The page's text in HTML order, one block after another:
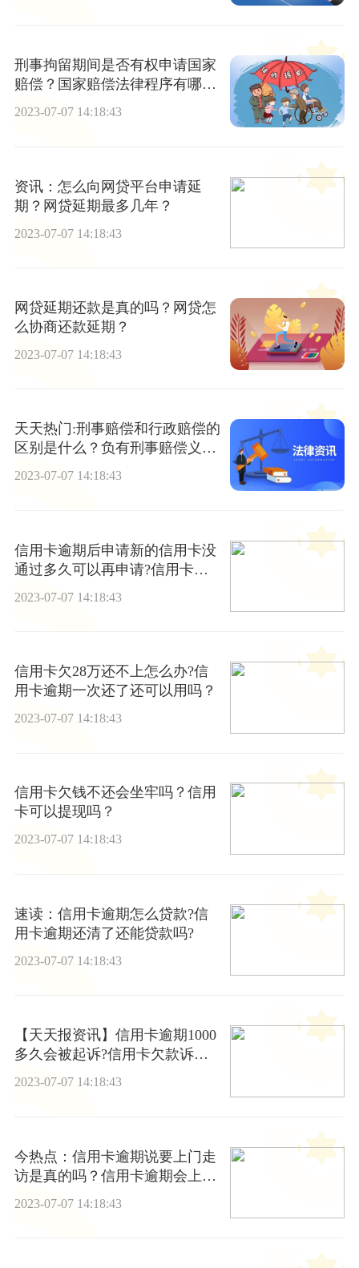
刑事拘留期间是否有权申请国家
赔偿？国家赔偿法律程序有哪
些？ 天天快播
2023-07-07 14:18:43
资讯：怎么向网贷平台申请延
期？网贷延期最多几年？
2023-07-07 14:18:43
网贷延期还款是真的吗？网贷怎
么协商还款延期？
2023-07-07 14:18:43
天天热门:刑事赔偿和行政赔偿的
区别是什么？负有刑事赔偿义务
的机关是谁？
2023-07-07 14:18:43
信用卡逾期后申请新的信用卡没
通过多久可以再申请?信用卡逾
2023-07-07 14:18:43
信用卡欠28万还不上怎么办?信
用卡逾期一次还了还可以用吗？
2023-07-07 14:18:43
信用卡欠钱不还会坐牢吗？信用
卡可以提现吗？
2023-07-07 14:18:43
速读：信用卡逾期怎么贷款?信
用卡逾期还清了还能贷款吗?
2023-07-07 14:18:43
【天天报资讯】信用卡逾期1000
多久会被起诉?信用卡欠款诉讼
时效为多久?
2023-07-07 14:18:43
今热点：信用卡逾期说要上门走
访是真的吗？信用卡逾期会上门
2023-07-07 14:18:43